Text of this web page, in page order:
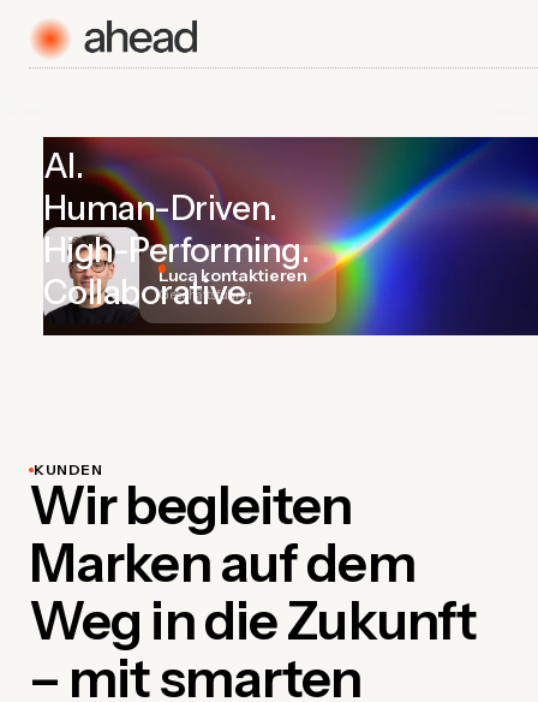
AI.
Human-Driven.
High-Performing.
Collaborative.
Luca kontaktieren
Geschäftsführer
KUNDEN
Wir begleiten
Marken auf dem
Weg in die Zukunft
– mit smarten